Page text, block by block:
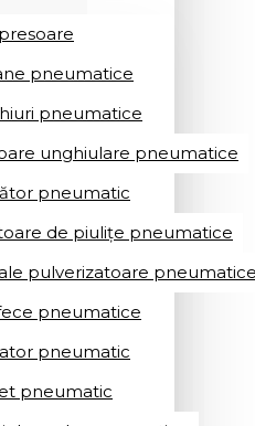
pneumatice
pneumatice
unghiulare pneumatice
pneumatic
de piulițe pneumatice
pulverizatoare
pneumatice
pneumatic
pneumatic